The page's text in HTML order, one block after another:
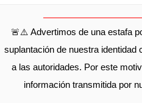
🚨⚠️ Advertimos de una estafa
suplantación de nuestra identidad
a las autoridades. Por este
información transmitida por